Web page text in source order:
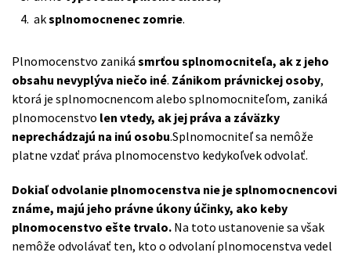
aksplnomocnenec zomrie.
Plnomocenstvo zaniká smrťou splnomocniteľa, ak z jeho
obsahu nevyplýva niečo iné. Zánikom právnickej osoby,
ktorá je splnomocnencom alebo splnomocniteľom, zaniká
plnomocenstvo len vtedy, ak jej práva a záväzky
neprechádzajú na inú osobu.Splnomocniteľ sa nemôže
platne vzdať práva plnomocenstvo kedykoľvek odvolať.
Dokiaľ odvolanie plnomocenstva nie je splnomocnencovi
známe, majú jeho právne úkony účinky, ako keby
plnomocenstvo ešte trvalo. Na toto ustanovenie sa však
nemôže odvolávať ten, kto o odvolaní plnomocenstva vedel